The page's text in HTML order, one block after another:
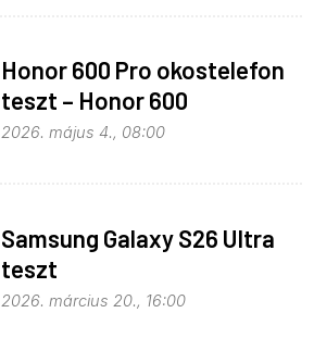
Honor 600 Pro okostelefon
teszt – Honor 600
kitekintéssel
2026. május 4., 08:00
Samsung Galaxy S26 Ultra
teszt
2026. március 20., 16:00